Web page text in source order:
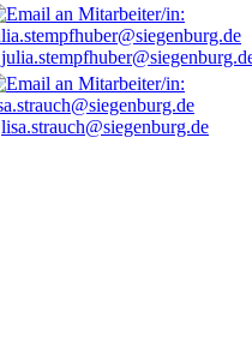
lisa.strauch@siegenburg.de